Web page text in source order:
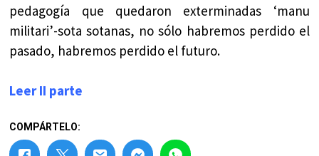
pedagogía que quedaron exterminadas ‘manu
militari’-sota sotanas, no sólo habremos perdido el
pasado, habremos perdido el futuro.
Leer II parte
COMPÁRTELO: